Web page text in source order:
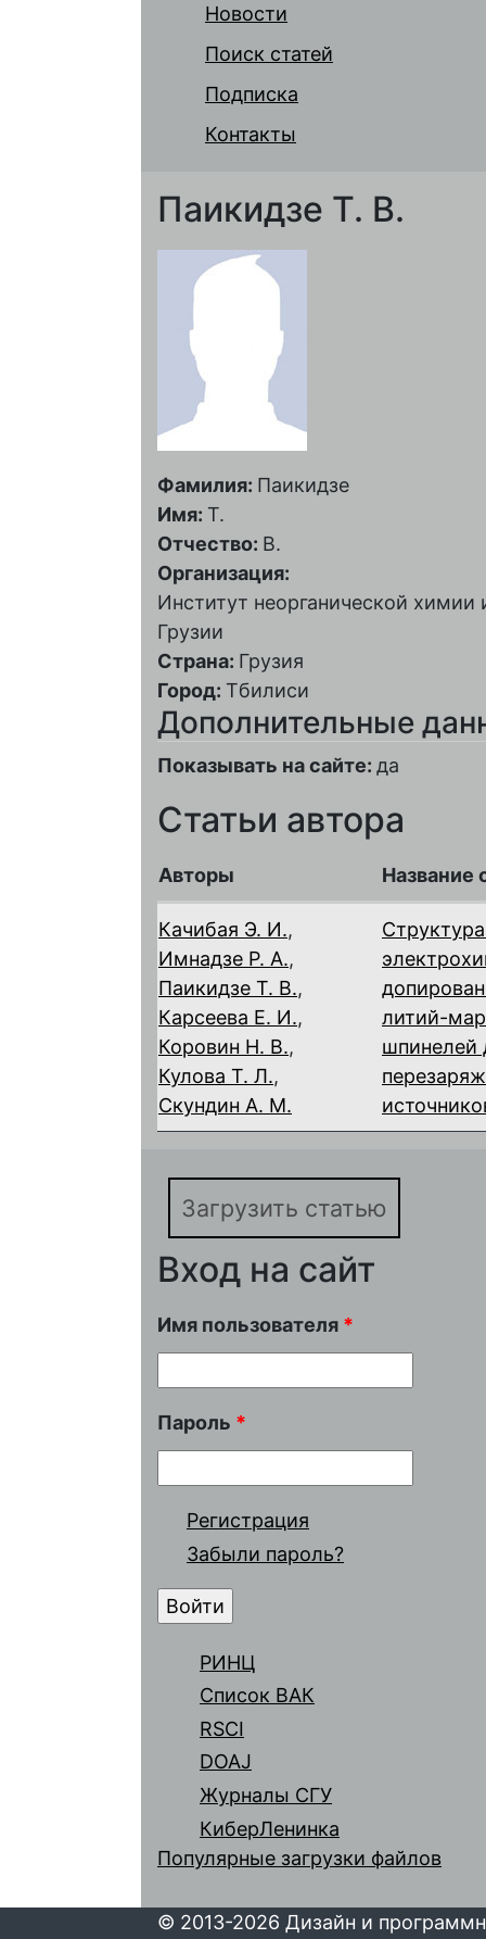
Новости
Поиск статей
Подписка
Контакты
Паикидзе Т. В.
Фамилия: Паикидзе
Имя: Т.
Отчество: В.
Организация:
Институт неорганической
Грузии
Страна: Грузия
Город: Тбилиси
Дополнительные
Показывать на сайте: да
Статьи автора
Авторы Название
Качибая Э. И.,
Имнадзе Р. А.,
Паикидзе Т. В.,
Карсеева Е. И.,
Коровин Н. В.,
Кулова Т. Л.,
Скундин А. М.
литий-
шпинелей
Загрузить статью
Вход на сайт
Имя пользователя *
Пароль *
Регистрация
Забыли пароль?
РИНЦ
Список ВАК
RSCI
DOAJ
Журналы СГУ
КиберЛенинка
Популярные загрузки файлов
© 2013-2026 Дизайн и